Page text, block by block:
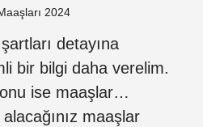
2024
detayına
bir bilgi daha verelim.
ise maaşlar…
maaşlar